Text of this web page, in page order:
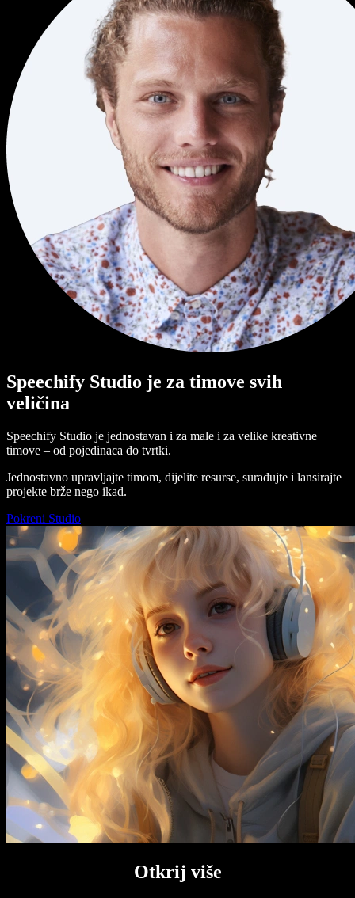
Speechify Studio je za timove svih
veličina
Speechify Studio je jednostavan i za male i za velike kreativne
timove – od pojedinaca do tvrtki.
Jednostavno upravljajte timom, dijelite resurse, surađujte i lansirajte
projekte brže nego ikad.
Pokreni Studio
Otkrij više